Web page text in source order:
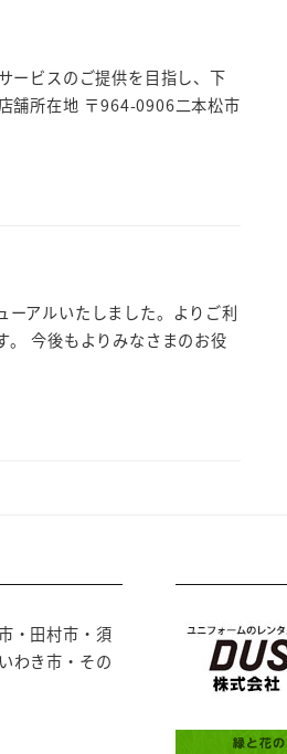
ービスのご提供を目指し、下
舗所在地 〒964-0906二本松市
アルいたしました。よりご利
。 今後もよりみなさまのお役
・田村市・須
わき市・その